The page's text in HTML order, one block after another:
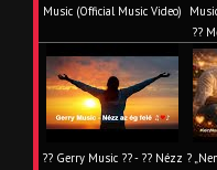
Music (Official Music Video)
??
?? Gerry Music ?? - ?? Nézz ?